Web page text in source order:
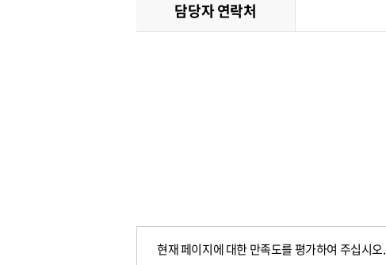
담당자 연락처
현재 페이지에 대한 만족도를 평가하여 주십시오.